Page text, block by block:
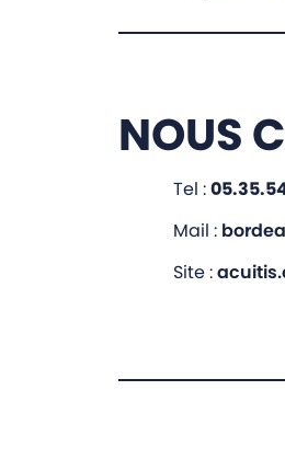
NOUS
Tel :
Mail :
Site :